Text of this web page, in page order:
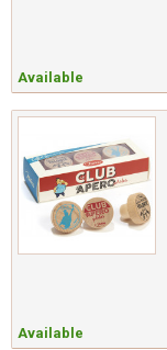
Available
Available